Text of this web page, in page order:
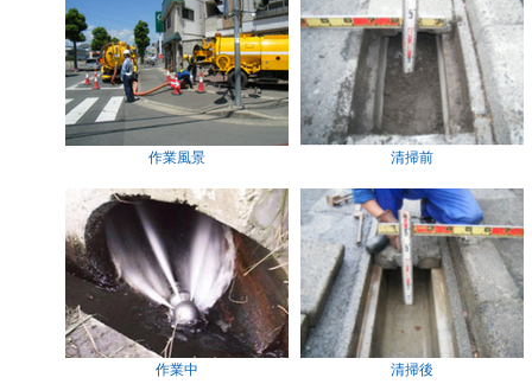
作業風景 清掃前
作業中 清掃後